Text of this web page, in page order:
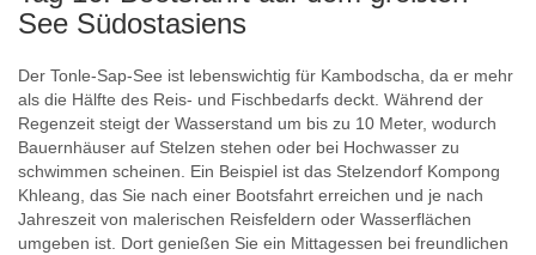
See Südostasiens
Der Tonle-Sap-See ist lebenswichtig für Kambodscha, da er mehr
als die Hälfte des Reis- und Fischbedarfs deckt. Während der
Regenzeit steigt der Wasserstand um bis zu 10 Meter, wodurch
Bauernhäuser auf Stelzen stehen oder bei Hochwasser zu
schwimmen scheinen. Ein Beispiel ist das Stelzendorf Kompong
Khleang, das Sie nach einer Bootsfahrt erreichen und je nach
Jahreszeit von malerischen Reisfeldern oder Wasserflächen
umgeben ist. Dort genießen Sie ein Mittagessen bei freundlichen